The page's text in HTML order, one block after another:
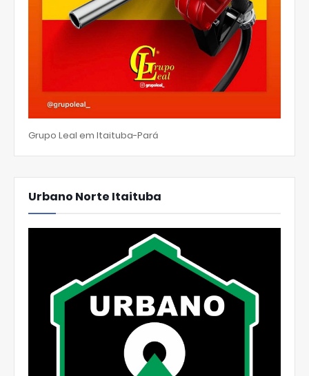
Grupo Leal em Itaituba-Pará
Urbano Norte Itaituba